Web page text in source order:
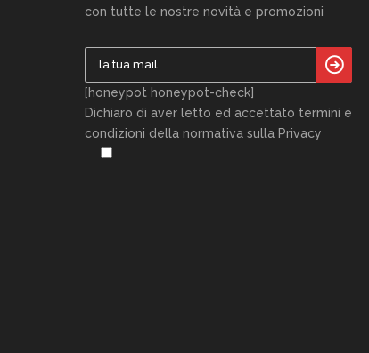
con tutte le nostre novità e promozioni
[honeypot honeypot-check]
Dichiaro di aver letto ed accettato termini e
condizioni della normativa sulla Privacy